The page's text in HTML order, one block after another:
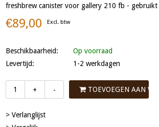
freshbrew canister voor gallery 210 fb - gebruikt
€89,00 Excl. btw
Beschikbaarheid:
Op voorraad
Levertijd:
1-2 werkdagen
+ - TOEVOEGEN AAN
> Verlanglijst